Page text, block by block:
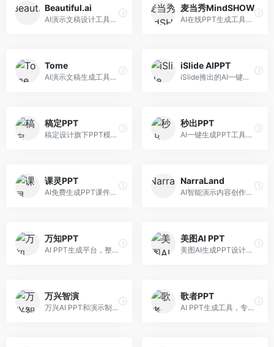
Beautiful.ai
AI演示文稿设计工具，专注于自动化设计排版。面向职场人士，提供智能排版、模板选择、设计优化等服务，设计美观度高。
麦当秀MindSHOW
AI在线PPT生成工具，支持思维导图转PPT。面向职场人士，提供思维导图导入、PPT生成、模板选择等服务，思维导图转PPT效率高。
Tome
AI演示文稿生成工具，专注于故事化演示创作。面向创业者和营销人员，提供故事叙述、视觉设计、内容生成等服务，演示文稿叙事性强。
iSlide AIPPT
iSlide推出的AI一键设计精美PPT工具。面向PPT设计用户，提供模板库、内容生成、设计优化等服务，与iSlide插件深度整合。
稿定PPT
稿定设计旗下PPT模板资源库，整合AI生成功能。面向设计师和职场人士，提供海量PPT模板、AI内容生成等服务，模板质量高。
秒出PPT
AI一键生成PPT工具，专注于快速演示文稿制作。面向职场人士，支持主题输入、内容生成、模板套用等功能，PPT生成速度快，适合紧急制作场景。
课灵PPT
AI免费生成PPT课件平台，专注于教育场景。面向教师和教育工作者，提供课件生成、教学设计、模板选择等服务，教育适配性强。
NarraLand
AI智能演示内容创作平台，专注于叙事演示。面向内容创作者，提供故事创作、演示生成、动画设计等服务，演示内容生动有趣。
万知PPT
AI PPT生成平台，整合知识库与创作功能。面向职场人士，支持内容检索、PPT生成、设计优化等服务，知识整合能力强。
美图AI PPT
美图AI生成PPT设计工具，整合图像处理能力。面向设计师和职场人士，提供PPT生成、图片美化、设计优化等服务，视觉设计美观。
万兴智演
万兴AI PPT和演示制作软件，整合视频演示功能。面向职场人士和教育工作者，提供PPT生成、演示录制、视频制作等服务，演示功能完善。
歌者PPT
AI PPT生成工具，专注于演示文稿智能创作。面向职场人士，支持主题输入、内容生成、设计美化等功能，PPT制作效率高。